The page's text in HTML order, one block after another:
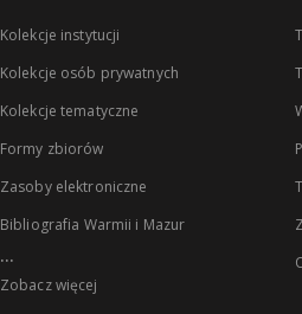
Kolekcje instytucji
Kolekcje osób prywatnych
Kolekcje tematyczne
Formy zbiorów
Zasoby elektroniczne
Bibliografia Warmii i Mazur
...
Zobacz więcej